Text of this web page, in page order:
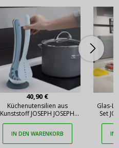
40,90 €
Küchenutensilien aus
Kunststoff JOSEPH JOSEPH
IN DEN WARENKORB
Glas-
Set
IN